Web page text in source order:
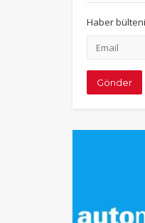
Haber
adresiniz
Gönder